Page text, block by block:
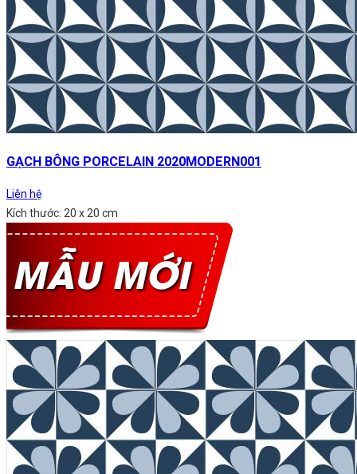
GẠCH BÔNG PORCELAIN 2020MODERN001
Liên hệ
Kích thước: 20 x 20 cm